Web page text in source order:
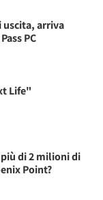
uscita, arriva
PC
Life"
più di 2 milioni di
Point?